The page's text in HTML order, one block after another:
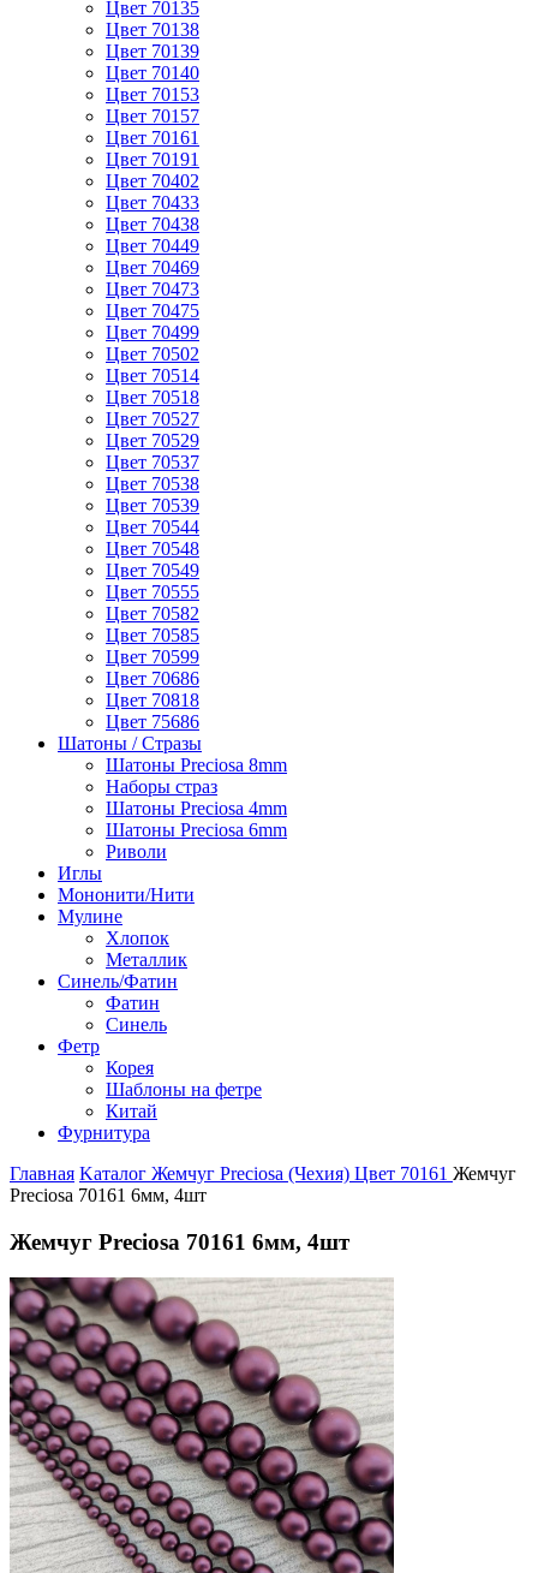
Цвет 70135
Цвет 70138
Цвет 70139
Цвет 70140
Цвет 70153
Цвет 70157
Цвет 70161
Цвет 70191
Цвет 70402
Цвет 70433
Цвет 70438
Цвет 70449
Цвет 70469
Цвет 70473
Цвет 70475
Цвет 70499
Цвет 70502
Цвет 70514
Цвет 70518
Цвет 70527
Цвет 70529
Цвет 70537
Цвет 70538
Цвет 70539
Цвет 70544
Цвет 70548
Цвет 70549
Цвет 70555
Цвет 70582
Цвет 70585
Цвет 70599
Цвет 70686
Цвет 70818
Цвет 75686
Шатоны / Стразы
Шатоны Preciosa 8mm
Наборы страз
Шатоны Preciosa 4mm
Шатоны Preciosa 6mm
Риволи
Иглы
Мононити/Нити
Мулине
Хлопок
Металлик
Синель/Фатин
Фатин
Синель
Фетр
Корея
Шаблоны на фетре
Китай
Фурнитура
Главная Kаталог Жемчуг Preciosa (Чехия) Цвет 70161 Жемчуг
Preciosa 70161 6мм, 4шт
Жемчуг Preciosa 70161 6мм, 4шт